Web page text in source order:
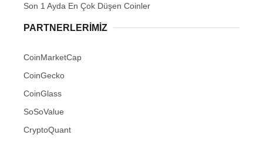
Son 1 Ayda En Çok Düşen Coinler
PARTNERLERIMIZ
CoinMarketCap
CoinGecko
CoinGlass
SoSoValue
CryptoQuant